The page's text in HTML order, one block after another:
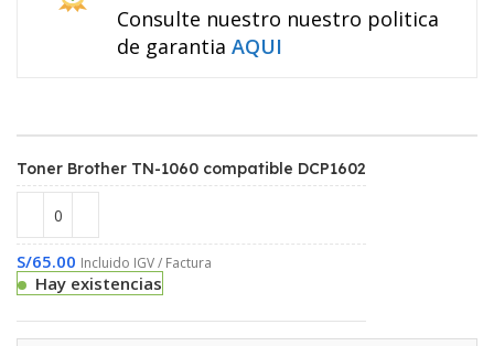
Consulte nuestro nuestro politica
de garantia AQUI
Toner Brother TN-1060 compatible DCP1602
S/65.00 Incluido IGV / Factura
Hay existencias